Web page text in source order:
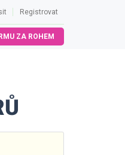
Registrovat
ZA ROHEM